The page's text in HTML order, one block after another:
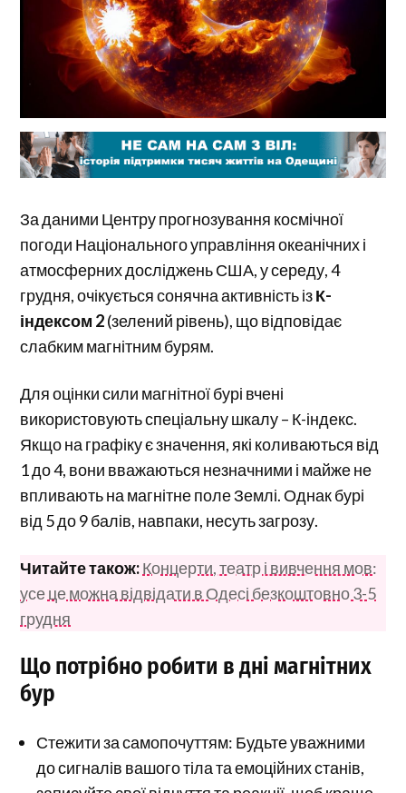
За даними Центру прогнозування космічної
погоди Національного управління океанічних і
атмосферних досліджень США, у середу, 4
грудня, очікується сонячна активність ізК-
індексом 2(зелений рівень), що відповідає
слабким магнітним бурям.
Для оцінки сили магнітної бурі вчені
використовують спеціальну шкалу – К-індекс.
Якщо на графіку є значення, які коливаються від
1 до 4, вони вважаються незначними і майже не
впливають на магнітне поле Землі. Однак бурі
від 5 до 9 балів, навпаки, несуть загрозу.
Читайте також:Концерти, театр і вивчення мов:
усе це можна відвідати в Одесі безкоштовно 3-5
грудня
Що потрібно робити в дні магнітних
бур
Стежити за самопочуттям: Будьте уважними
до сигналів вашого тіла та емоційних станів,